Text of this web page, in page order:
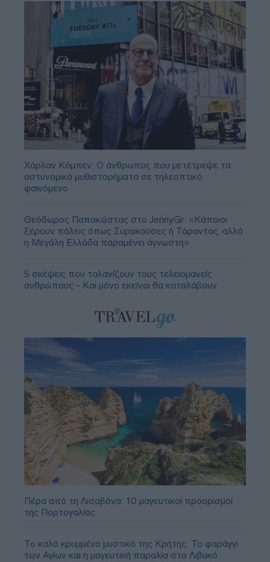
Χάρλαν Κόμπεν: Ο άνθρωπος που μετέτρεψε τα
αστυνομικά μυθιστορήματα σε τηλεοπτικό
φαινόμενο
Θεόδωρος Παπακώστας στο JennyGr: «Κάποιοι
ξέρουν πόλεις όπως Συρακούσες ή Τάραντας, αλλά
η Μεγάλη Ελλάδα παραμένει άγνωστη»
5 σκέψεις που ταλανίζουν τους τελειομανείς
ανθρώπους - Και μόνο εκείνοι θα καταλάβουν
Πέρα από τη Λισαβόνα: 10 μαγευτικοί προορισμοί
της Πορτογαλίας
Το καλά κρυμμένο μυστικό της Κρήτης: Το φαράγγι
των Αγίων και η μαγευτική παραλία στο Λιβυκό